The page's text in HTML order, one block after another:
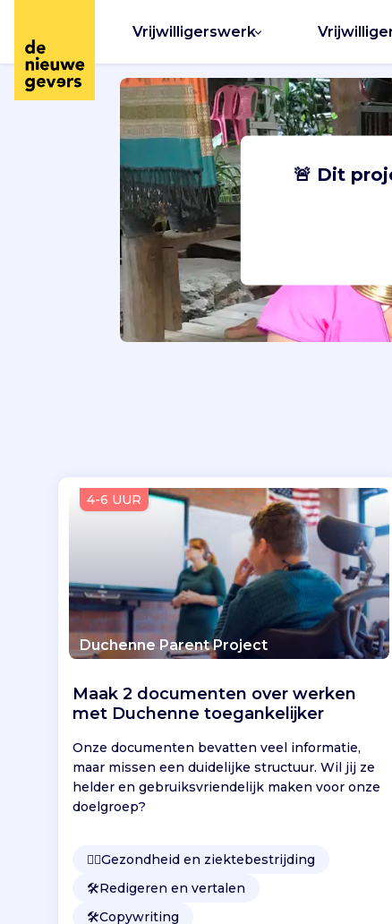
Vrijwilligerswerk
🚨 Dit
4-6 UUR
Duchenne Parent Project
Maak 2 documenten over werken
met Duchenne toegankelijker
Onze documenten bevatten veel informatie,
maar missen een duidelijke structuur. Wil jij ze
helder en gebruiksvriendelijk maken voor onze
doelgroep?
👩‍⚕️Gezondheid en ziektebestrijding
🛠️Redigeren en vertalen
🛠️Copywriting